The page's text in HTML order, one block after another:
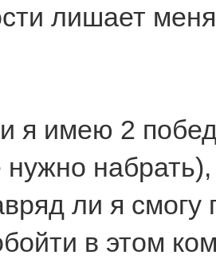
лишает
я имею 2
ли я смогу
в этом